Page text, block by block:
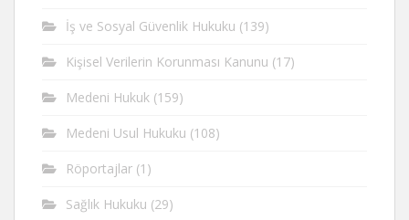
İş ve Sosyal Güvenlik Hukuku (139)
Kişisel Verilerin Korunması Kanunu (17)
Medeni Hukuk (159)
Medeni Usul Hukuku (108)
Röportajlar (1)
Sağlık Hukuku (29)